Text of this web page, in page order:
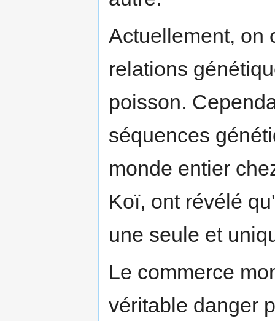
Actuellement, on
relations
poisson.
séquences
monde entier
Koï, ont révélé
une seule et
Le commerce
véritable danger